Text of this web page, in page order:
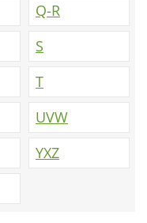
Q-R
S
T
UVW
YXZ